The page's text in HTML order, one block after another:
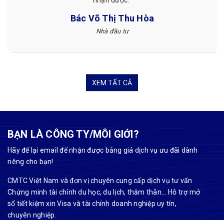
Tuyết Nguyễn
Khách hàng
XEM TẤT CẢ
BẠN LÀ CÔNG TY/MÔI GIỚI?
Hãy để lại email để nhận được bảng giá dịch vụ ưu đãi dành
riêng cho bạn!
CMTC Việt Nam và đơn vị chuyên cung cấp dịch vụ tư vấn
Chứng minh tài chính du học, du lịch, thăm thân... Hỗ trợ mở
sổ tiết kiệm xin Visa và tài chính doanh nghiệp uy tín,
chuyên nghiệp.